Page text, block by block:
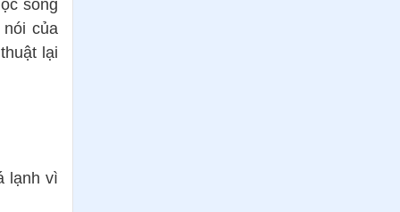
sống
của
lại
lạnh vì